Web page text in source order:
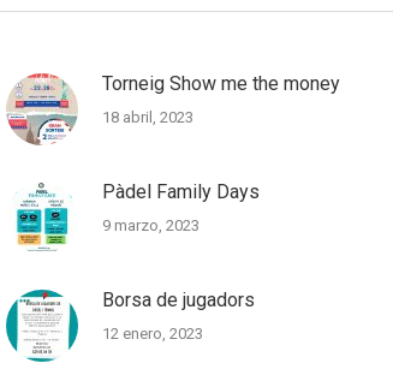
Torneig Show me the money
18 abril, 2023
Pàdel Family Days
9 marzo, 2023
Borsa de jugadors
12 enero, 2023